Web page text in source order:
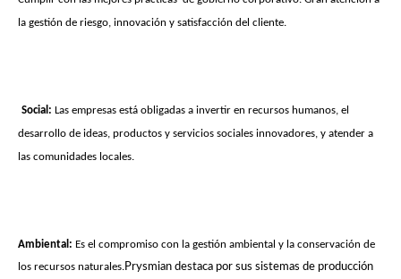
la gestión de riesgo, innovación y satisfacción del cliente.
Social: Las empresas está obligadas a invertir en recursos humanos, el
desarrollo de ideas, productos y servicios sociales innovadores, y atender a
las comunidades locales.
Ambiental: Es el compromiso con la gestión ambiental y la conservación de
los recursos naturales.Prysmian destaca por sus sistemas de producción